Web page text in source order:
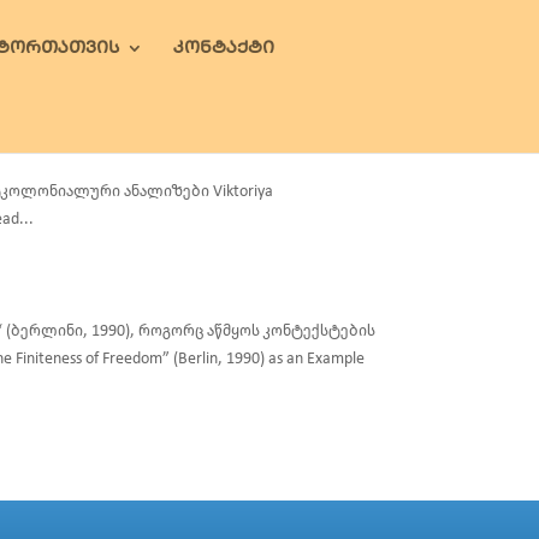
ᲙᲝᲜᲢᲐᲥᲢᲘ
ანალიზები Viktoriya
1990), როგორც აწმყოს კონტექსტების
of Freedom” (Berlin, 1990) as an Example